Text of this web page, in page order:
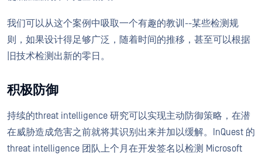
我们可以从这个案例中吸取一个有趣的教训--某些检测规
则，如果设计得足够广泛，随着时间的推移，甚至可以根据
旧技术检测出新的零日。
积极防御
持续的threat intelligence 研究可以实现主动防御策略，在潜
在威胁造成危害之前就将其识别出来并加以缓解。InQuest 的
threat intelligence 团队上个月在开发签名以检测 Microsoft